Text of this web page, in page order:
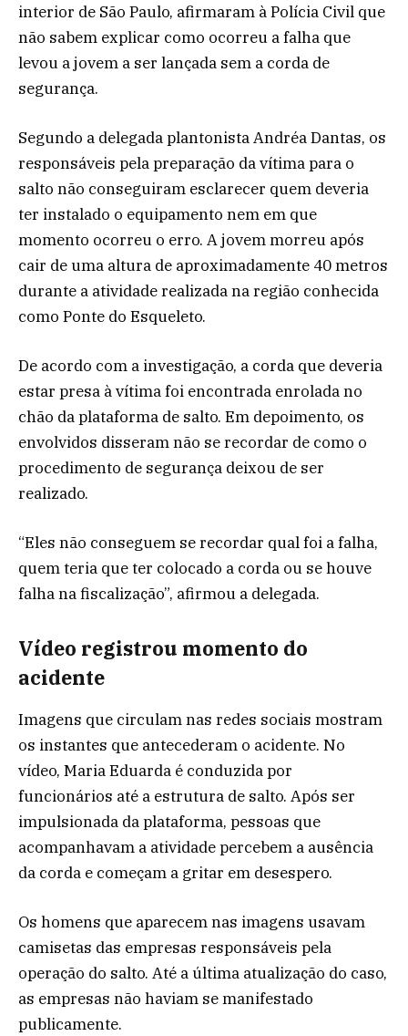
interior de São Paulo, afirmaram à Polícia Civil que
não sabem explicar como ocorreu a falha que
levou a jovem a ser lançada sem a corda de
segurança.
Segundo a delegada plantonista Andréa Dantas, os
responsáveis pela preparação da vítima para o
salto não conseguiram esclarecer quem deveria
ter instalado o equipamento nem em que
momento ocorreu o erro. A jovem morreu após
cair de uma altura de aproximadamente 40 metros
durante a atividade realizada na região conhecida
como Ponte do Esqueleto.
De acordo com a investigação, a corda que deveria
estar presa à vítima foi encontrada enrolada no
chão da plataforma de salto. Em depoimento, os
envolvidos disseram não se recordar de como o
procedimento de segurança deixou de ser
realizado.
“Eles não conseguem se recordar qual foi a falha,
quem teria que ter colocado a corda ou se houve
falha na fiscalização”, afirmou a delegada.
Vídeo registrou momento do
acidente
Imagens que circulam nas redes sociais mostram
os instantes que antecederam o acidente. No
vídeo, Maria Eduarda é conduzida por
funcionários até a estrutura de salto. Após ser
impulsionada da plataforma, pessoas que
acompanhavam a atividade percebem a ausência
da corda e começam a gritar em desespero.
Os homens que aparecem nas imagens usavam
camisetas das empresas responsáveis pela
operação do salto. Até a última atualização do caso,
as empresas não haviam se manifestado
publicamente.